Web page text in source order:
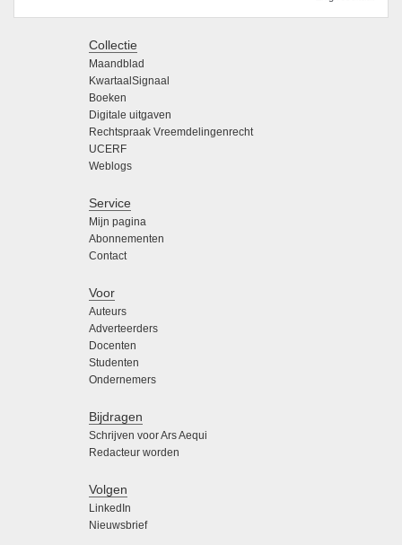
Collectie
Maandblad
KwartaalSignaal
Boeken
Digitale uitgaven
Rechtspraak Vreemdelingenrecht
UCERF
Weblogs
Service
Mijn pagina
Abonnementen
Contact
Voor
Auteurs
Adverteerders
Docenten
Studenten
Ondernemers
Bijdragen
Schrijven voor Ars Aequi
Redacteur worden
Volgen
LinkedIn
Nieuwsbrief